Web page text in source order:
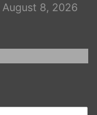
August 8, 2026